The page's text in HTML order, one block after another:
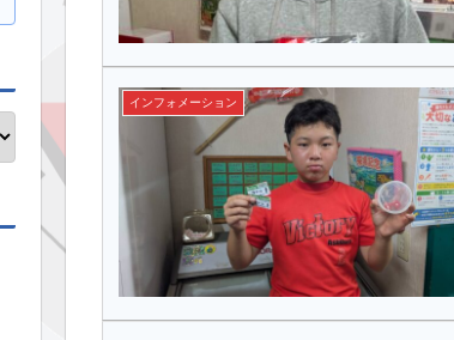
インフォメーション